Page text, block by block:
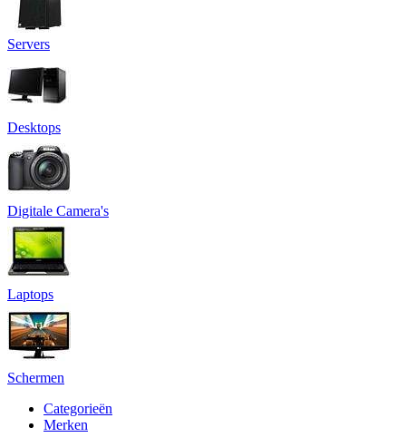
Servers
Desktops
Digitale Camera's
Laptops
Schermen
Categorieën
Merken